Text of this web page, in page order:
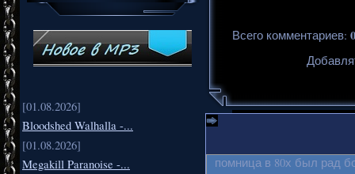
[01.08.2026]
Bloodshed Walhalla -...
[01.08.2026]
Megakill Paranoise -...
Всего комментариев: 0
помница в 80х был рад